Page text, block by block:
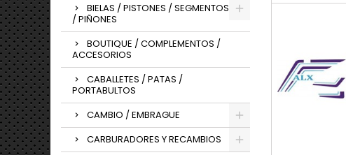
BIELAS / PISTONES / SEGMENTOS
/ PIÑONES
BOUTIQUE / COMPLEMENTOS /
ACCESORIOS
CABALLETES / PATAS /
PORTABULTOS
CAMBIO / EMBRAGUE
CARBURADORES Y RECAMBIOS